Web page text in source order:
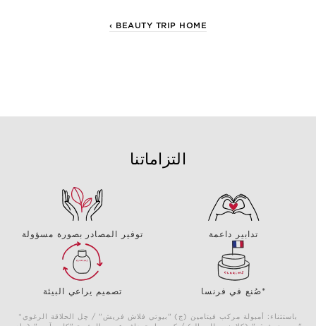
‹ BEAUTY TRIP HOME
التزاماتنا
توفير المصادر بصورة مسؤولة تدابير داعمة
تصميم يراعي البيئة صُنع في فرنسا*
*باستثناء: أمبولة مركب فيتامين (ج) "بيوتي فلاش فريش" / چل الحلاقة الرغوي